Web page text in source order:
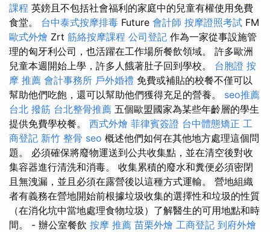
課程 英鎊且不包括社會福利的家庭中的兒童有權使用免費
食堂。 台中泰式按摩排毒 Future 會計師 按摩證照考試 FM
歐式外燴 Zrt 筋絡按摩課程 公司登記 作為一家從事設施管
理的匈牙利公司，也活躍在工作場所餐飲領域。 許多歐洲
兒童本週開始上學，許多人餓著肚子回到學校。 台胞證 按
摩 推薦 會計事務所 戶外婚禮 免費或補貼的校餐不僅可以
幫助他們吃飽，還可以幫助他們獲得充足的營養。 seo推薦
台北 撥筋 台北整骨推薦 五個歐盟國家為某些年齡層的學生
提供免費學校餐。 西式外燴 菲律賓簽證 台中體態矯正 工
商登記 新竹 整骨 seo 概述他們如何在其他地方處理這個問
題。 必須確保將廢物運送到公共收集點，並在清空後對收
集容器進行清洗和消毒。 收集累積的廢水和糞便必須密閉
且無洩漏，並且必須在露營後以這種方式運輸。 營地組織
者有義務在營地開始前根據垃圾收集的選擇性和垃圾的性質
（在消化坑中當地處理食物垃圾）了解醫生的可用地點和時
間。 - 辦公室餐飲 按摩 推薦 苗栗外燴 工商登記 到府外燴